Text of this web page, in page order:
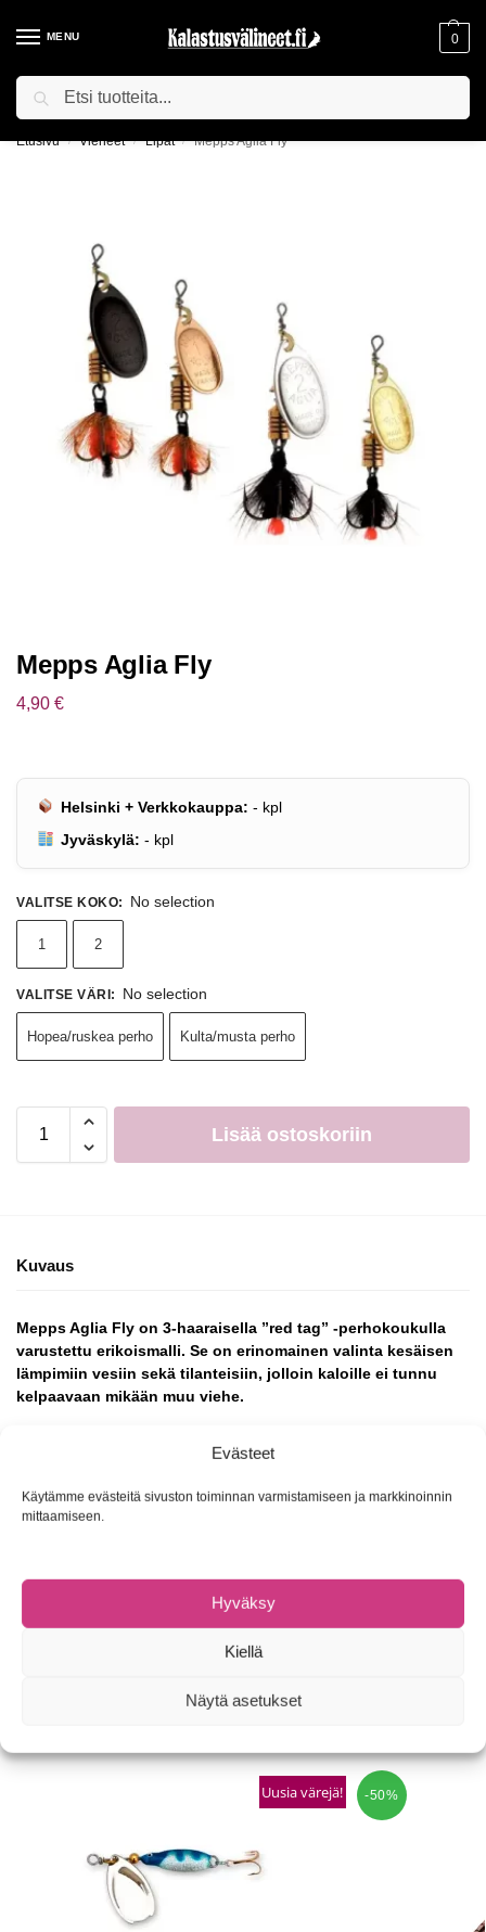
Evästeet
Käytämme evästeitä sivuston toiminnan varmistamiseen ja markkinoinnin
mittaamiseen.
Hyväksy
Kiellä
Näytä asetukset
MENU 0
ILMAINEN TOIMITUS YLI 75€ TILAUKSILLE!
Etusivu / Vieheet / Lipat / Mepps Aglia Fly
Mepps Aglia Fly
4,90 €
Helsinki + Verkkokauppa: - kpl
Jyväskylä: - kpl
VALITSE KOKO: No selection
1 2
VALITSE VÄRI: No selection
Hopea/ruskea perho Kulta/musta perho
Lisää ostoskoriin
Kuvaus
Mepps Aglia Fly on 3-haaraisella ”red tag” -perhokoukulla
varustettu erikoismalli. Se on erinomainen valinta kesäisen
lämpimiin vesiin sekä tilanteisiin, jolloin kaloille ei tunnu
kelpaavaan mikään muu viehe.
Musta/punainen, koot 00, 0, 1 ja 2: hopea ja musta.
Aglia on aito ja alkuperäinen Meppsin malli, jolla on saatu
Osasto: Lipat
Uusia värejä! -50%